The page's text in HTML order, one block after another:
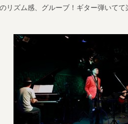
リズム感、グルーブ！ギター弾いて